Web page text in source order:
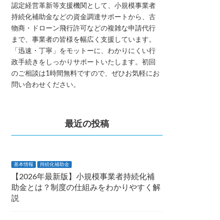
認定経営革新等支援機関として、小規模事業者
持続化補助金などの資金調達サポートから、古
物商・ドローン飛行許可などの複雑な申請代行
まで、事業者の皆様を幅広く支援しています。
「迅速・丁寧」をモットーに、わかりにくい行
政手続きをしっかりサポートいたします。初回
のご相談は1時間無料ですので、ぜひお気軽にお
問い合わせください。
最近の投稿
基本情報 持続化補助金
【2026年最新版】小規模事業者持続化補
助金とは？制度の仕組みをわかりやすく解
説